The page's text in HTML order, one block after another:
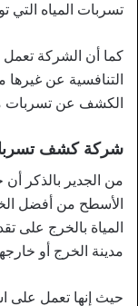
تسربات المياه التي
كما أن الشركة تعمل
التنافسية عن
الكشف عن تسربات
شركة كشف
من الجدير بالذكر
الأسطح من أفضل
المياة بالخرج على
مدينة الخرج أو
حيث إنها تعمل على